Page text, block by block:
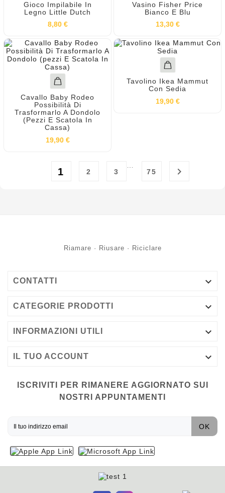
Gioco Impilabile In
Legno Little Dutch
8,80 €
Vasino Fisher Price
Bianco E Blu
13,30 €
Cavallo Baby Rodeo
Possibilità Di
Trasformarlo A Dondolo
(pezzi E Scatola In
Cassa)
19,90 €
Tavolino Ikea Mammut
Con Sedia
19,90 €
1 2 3
75

Riamare · Riusare · Riciclare
CONTATTI 
CATEGORIE PRODOTTI 
INFORMAZIONI UTILI 
IL TUO ACCOUNT 
ISCRIVITI PER RIMANERE AGGIORNATO SUI
NOSTRI APPUNTAMENTI
OK